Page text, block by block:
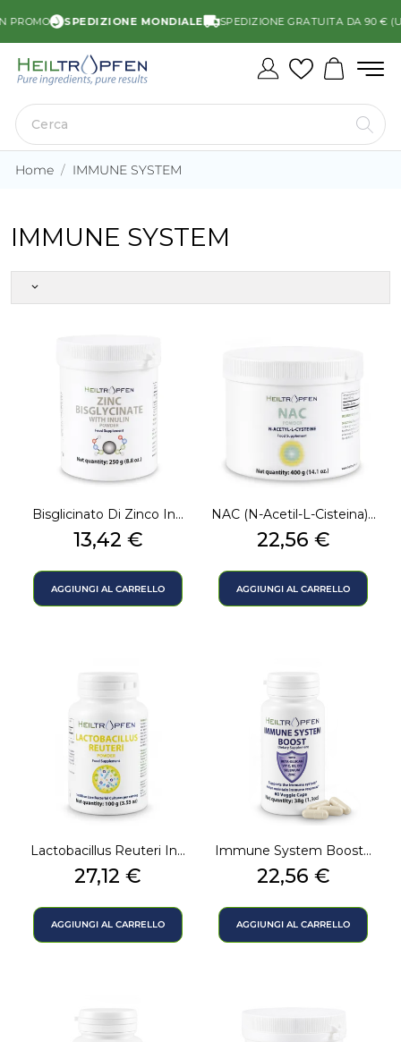
SPEDIZIONE MONDIALE SPEDIZIONE GRATUITA DA 90 €
Home IMMUNE SYSTEM
IMMUNE SYSTEM
keyboard_arrow_down
Bisglicinato Di Zinco In...
Prezzo
13,42 €
AGGIUNGI AL CARRELLO
NAC (N-Acetil-L-Cisteina)...
Prezzo
22,56 €
AGGIUNGI AL CARRELLO
Lactobacillus Reuteri In...
Prezzo
27,12 €
AGGIUNGI AL CARRELLO
Immune System Boost...
Prezzo
22,56 €
AGGIUNGI AL CARRELLO